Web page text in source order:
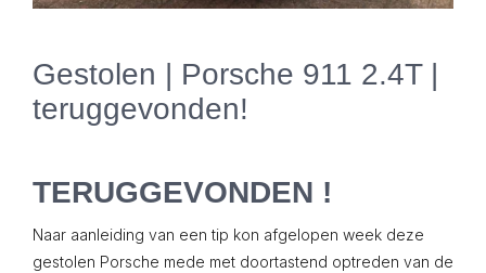
Gestolen | Porsche 911 2.4T |
teruggevonden!
TERUGGEVONDEN !
Naar aanleiding van een tip kon afgelopen week deze
gestolen Porsche mede met doortastend optreden van de